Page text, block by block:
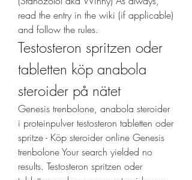
read the entry in the wiki (if applicable)
and follow the rules.
Testosteron spritzen oder
tabletten köp anabola
steroider på nätet
Genesis trenbolone, anabola steroider
i proteinpulver testosteron tabletten oder
spritze - Köp steroider online Genesis
trenbolone Your search yielded no
results. Testosteron spritzen oder